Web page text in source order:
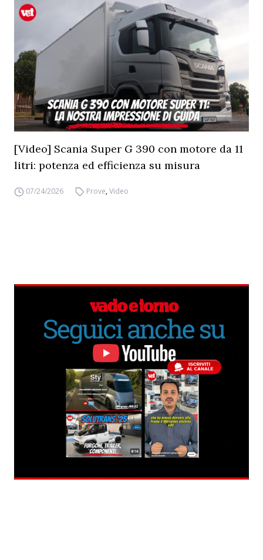
[Video] Scania Super G 390 con motore da 11
litri: potenza ed efficienza su misura
07/24/2026 Prove,Video